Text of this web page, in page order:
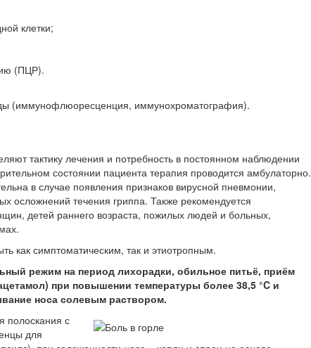
клетки;
(ПЦР).
(иммунофлюоресценция, иммунохроматография).
тактику лечения и потребность в постоянном наблюдении
состоянии пациента терапия проводится амбулаторно.
в случае появления признаков вирусной пневмонии,
осложнений течения гриппа. Также рекомендуется
детей раннего возраста, пожилых людей и больных,
как симптоматическим, так и этиотропным.
режим на период лихорадки, обильное питьё, приём
при повышении температуры более 38,5 °C и
носа солевым раствором.
полоскания с
для